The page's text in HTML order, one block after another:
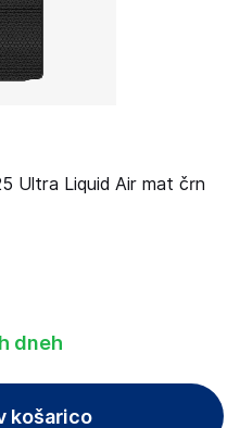
Ultra Liquid Air mat črn
dneh
košarico